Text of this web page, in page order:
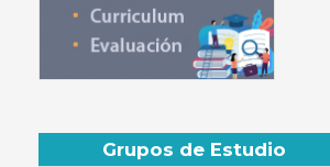
Grupos de Estudio